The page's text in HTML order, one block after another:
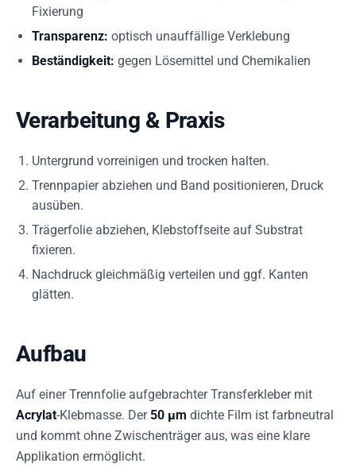
Fixierung
Transparenz: optisch unauffällige Verklebung
Beständigkeit: gegen Lösemittel und Chemikalien
Verarbeitung & Praxis
Untergrund vorreinigen und trocken halten.
Trennpapier abziehen und Band positionieren, Druck
ausüben.
Trägerfolie abziehen, Klebstoffseite auf Substrat
fixieren.
Nachdruck gleichmäßig verteilen und ggf. Kanten
glätten.
Aufbau
Auf einer Trennfolie aufgebrachter Transferkleber mit
Acrylat-Klebmasse. Der50 µm dichte Film ist farbneutral
und kommt ohne Zwischenträger aus, was eine klare
Applikation ermöglicht.